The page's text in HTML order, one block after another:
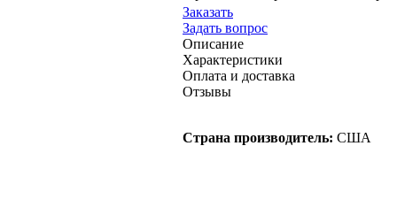
Заказать
Задать вопрос
Описание
Характеристики
Оплата и доставка
Отзывы
Страна производитель: США